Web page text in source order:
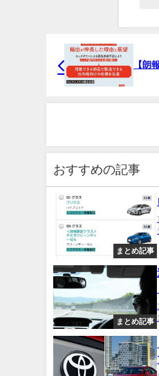
【朗
おすすめの記事
まとめ記事
まとめ記事